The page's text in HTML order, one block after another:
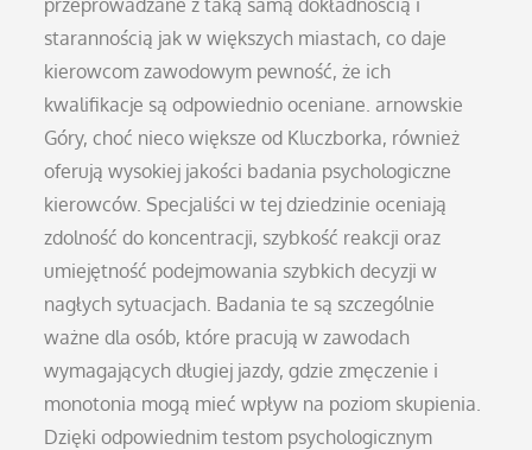
starannością jak w większych miastach, co daje
kierowcom zawodowym pewność, że ich
kwalifikacje są odpowiednio oceniane. arnowskie
Góry, choć nieco większe od Kluczborka, również
oferują wysokiej jakości badania psychologiczne
kierowców. Specjaliści w tej dziedzinie oceniają
zdolność do koncentracji, szybkość reakcji oraz
umiejętność podejmowania szybkich decyzji w
nagłych sytuacjach. Badania te są szczególnie
ważne dla osób, które pracują w zawodach
wymagających długiej jazdy, gdzie zmęczenie i
monotonia mogą mieć wpływ na poziom skupienia.
Dzięki odpowiednim testom psychologicznym